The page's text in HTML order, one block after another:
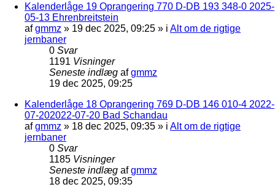
Kalenderlåge 19 Oprangering 770 D-DB 193 348-0 2025-
05-13 Ehrenbreitstein
afgmmz » 19 dec 2025, 09:25 » i Alt om de rigtige
jernbaner
0 Svar
1191 Visninger
Seneste indlæg afgmmz
19 dec 2025, 09:25
Kalenderlåge 18 Oprangering 769 D-DB 146 010-4 2022-
07-202022-07-20 Bad Schandau
afgmmz » 18 dec 2025, 09:35 » i Alt om de rigtige
jernbaner
0 Svar
1185 Visninger
Seneste indlæg afgmmz
18 dec 2025, 09:35